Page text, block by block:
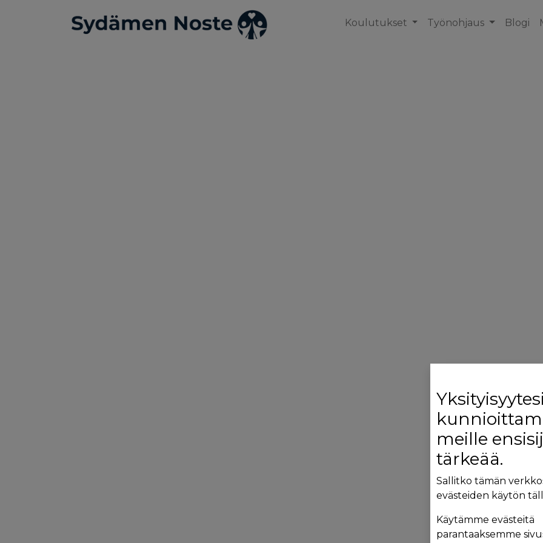
Koulutukset Työnohjaus Blogi
Yksityisyytesi
meille
tärkeää.
Sallitko tämän
evästeiden käytön
Käytämme evästeitä
parantaaksemme